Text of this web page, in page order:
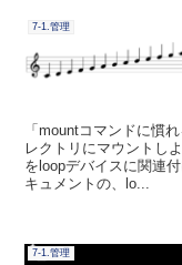
7-1.管理
「mountコマンドに慣
レクトリにマウントし
をloopデバイスに関連
キュメントの、lo...
7-1.管理